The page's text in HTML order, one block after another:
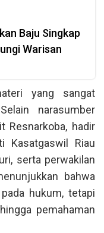
Baju Singkap
Warisan
yang sangat
narasumber
Resnarkoba, hadir
Kasatgaswil Riau
serta perwakilan
bahwa
hukum, tetapi
pemahaman